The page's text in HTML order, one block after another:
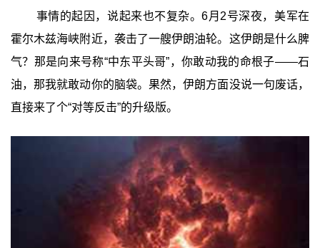
事情的起因，说起来也不复杂。6月2号深夜，美军在
霍尔木兹海峡附近，袭击了一艘伊朗油轮。这伊朗是什么脾
气？那是向来号称“中东平头哥”，你敢动我的命根子——石
油，那我就敢动你的脑袋。果然，伊朗方面没说一句废话，
直接来了个“对等反击”的升级版。